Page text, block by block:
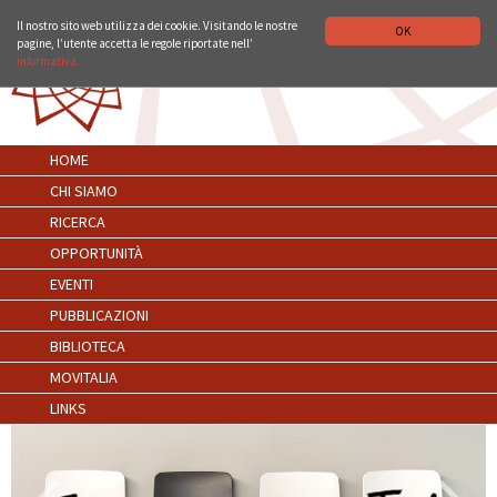
OK
Il nostro sito web utilizza dei cookie. Visitando le nostre
pagine, l’utente accetta le regole riportate nell’
informativa.
HOME
CHI SIAMO
RICERCA
OPPORTUNITÀ
EVENTI
PUBBLICAZIONI
BIBLIOTECA
MOVITALIA
LINKS